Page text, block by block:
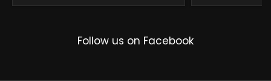
Follow us on Facebook